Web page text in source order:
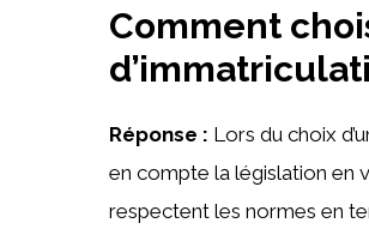
Comment
Réponse : Lors du choix
en compte la législation en
respectent les normes en